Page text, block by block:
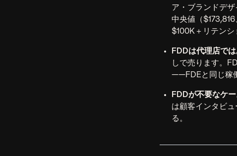
ア・ブランドデ
中央値（
$100K＋リテンシ
FDDは代理店では
しで売ります。
——FDEと同じ稼
FDDが不要なケー
は顧客インタビ
る。